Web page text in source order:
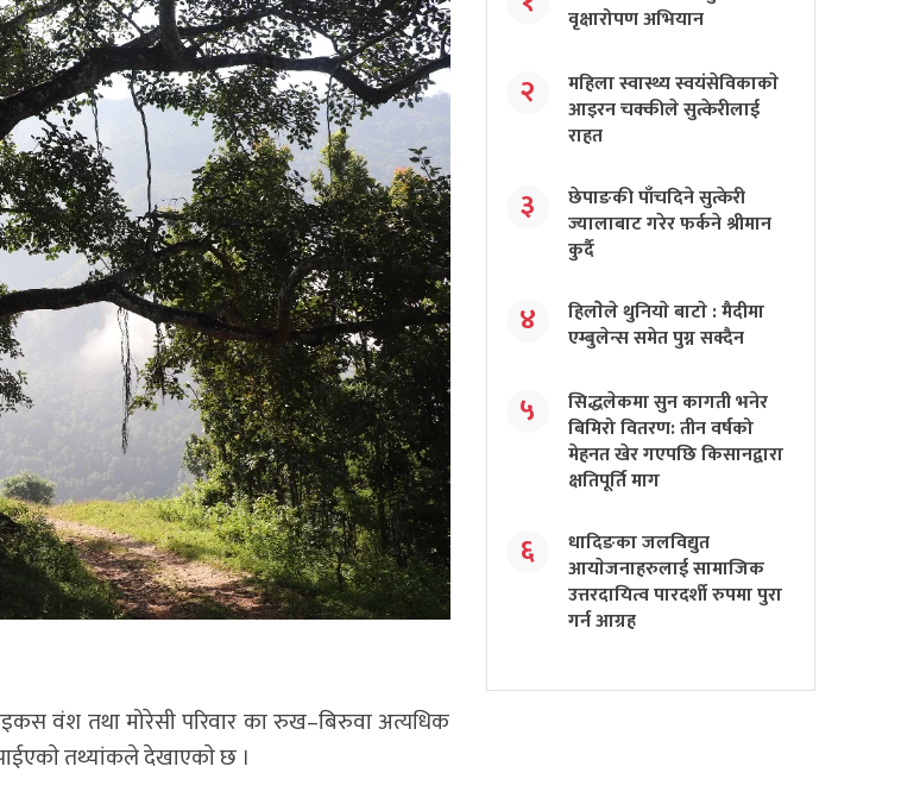
वंश तथा मोरेसी परिवार का रुख–बिरुवा अत्यधिक
तथ्यांकले देखाएकाे छ ।
वृक्षारोपण अभियान
२
महिला स्वास्थ्य स्वयंसेविकाकाे
आइरन चक्कीले सुत्केरीलाई
राहत
३
छेपाङकी पाँचदिने सुत्केरी
ज्यालाबाट गरेर फर्कने श्रीमान
कुर्दै
४
हिलाेेले थुनियाे बाटाे : मैदीमा
एम्बुलेन्स समेत पुग्न सक्दैन
५
सिद्धलेकमा सुन कागती भनेर
बिमिरो वितरण: तीन वर्षको
मेहनत खेर गएपछि किसानद्वारा
क्षतिपूर्ति माग
६
धादिङका जलविद्युत
आयाेजनाहरुलाई सामाजिक
उत्तरदायित्व पारदर्शी रुपमा पुरा
गर्न आग्रह